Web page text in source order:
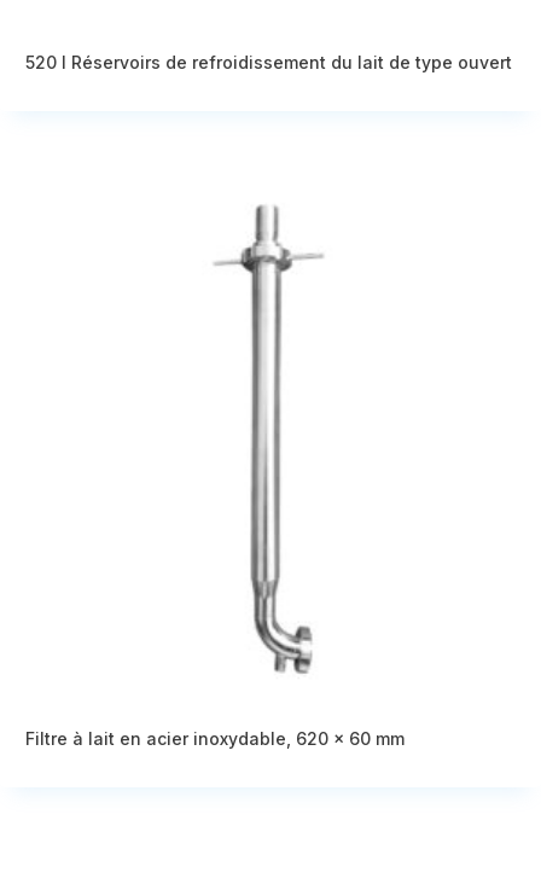
520 l Réservoirs de refroidissement du lait de type ouvert
Filtre à lait en acier inoxydable, 620 x 60 mm